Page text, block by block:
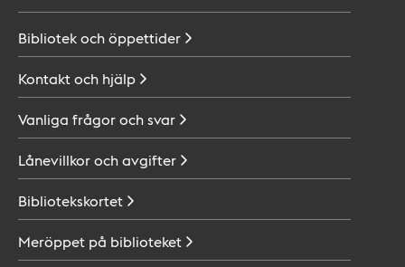
Bibliotek ochöppettider
Kontakt och hjälp
Vanliga frågor ochsvar
Lånevillkor ochavgifter
Bibliotekskortet
Meröppet på biblioteket